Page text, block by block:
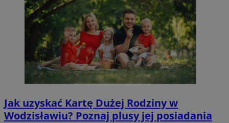
Jak uzyskać Kartę Dużej Rodziny w
Wodzisławiu? Poznaj plusy jej posiadania